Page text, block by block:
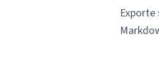
Exporte